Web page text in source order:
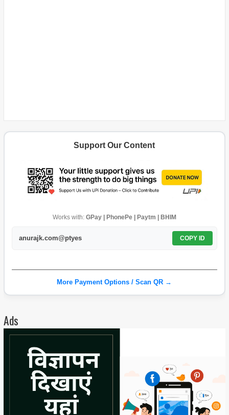
Support Our Content
Works with: GPay | PhonePe | Paytm | BHIM
anurajk.com@ptyes COPY ID
More Payment Options / Scan QR →
Ads